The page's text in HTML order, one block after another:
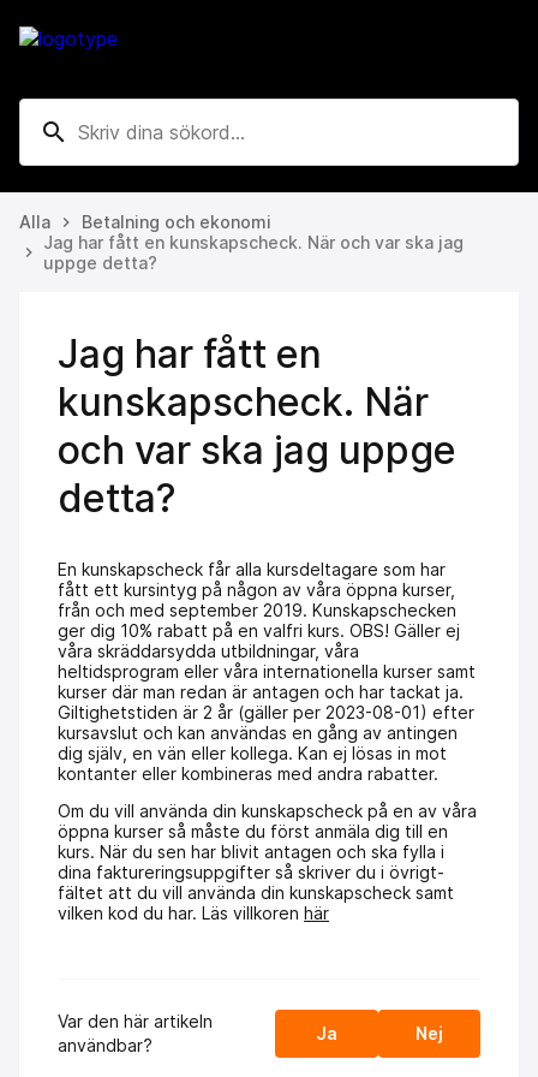
search
Alla keyboard_arrow_right Betalning och ekonomi
keyboard_arrow_right
Jag har fått en kunskapscheck. När och var ska jag
uppge detta?
Jag har fått en
kunskapscheck. När
och var ska jag uppge
detta?
En kunskapscheck får alla kursdeltagare som har
fått ett kursintyg på någon av våra öppna kurser,
från och med september 2019. Kunskapschecken
ger dig 10% rabatt på en valfri kurs. OBS! Gäller ej
våra skräddarsydda utbildningar, våra
heltidsprogram eller våra internationella kurser samt
kurser där man redan är antagen och har tackat ja.
Giltighetstiden är 2 år (gäller per 2023-08-01) efter
kursavslut och kan användas en gång av antingen
dig själv, en vän eller kollega. Kan ej lösas in mot
kontanter eller kombineras med andra rabatter.
Om du vill använda din kunskapscheck på en av våra
öppna kurser så måste du först anmäla dig till en
kurs. När du sen har blivit antagen och ska fylla i
dina faktureringsuppgifter så skriver du i övrigt-
fältet att du vill använda din kunskapscheck samt
vilken kod du har. Läs villkoren här
Var den här artikeln
användbar?
Ja Nej